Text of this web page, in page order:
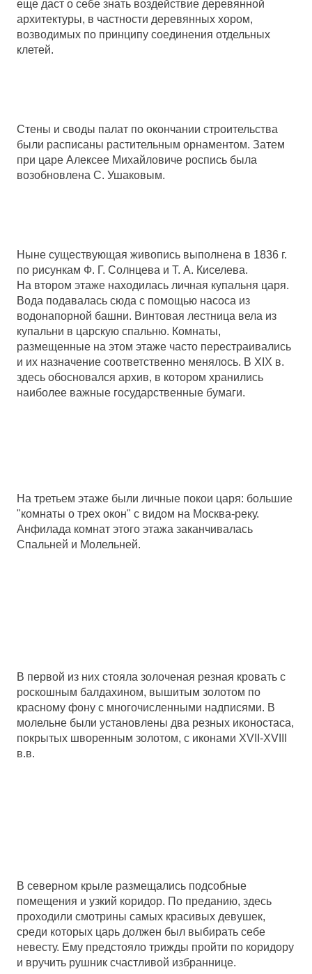
еще даст о себе знать воздействие деревянной
архитектуры, в частности деревянных хором,
возводимых по принципу соединения отдельных
клетей.
Стены и своды палат по окончании строительства
были расписаны растительным орнаментом. Затем
при царе Алексее Михайловиче роспись была
возобновлена С. Ушаковым.
Ныне существующая живопись выполнена в 1836 г.
по рисункам Ф. Г. Солнцева и Т. А. Киселева.
На втором этаже находилась личная купальня царя.
Вода подавалась сюда с помощью насоса из
водонапорной башни. Винтовая лестница вела из
купальни в царскую спальню. Комнаты,
размещенные на этом этаже часто перестраивались
и их назначение соответственно менялось. В XIX в.
здесь обосновался архив, в котором хранились
наиболее важные государственные бумаги.
На третьем этаже были личные покои царя: большие
"комнаты о трех окон" с видом на Москва-реку.
Анфилада комнат этого этажа заканчивалась
Спальней и Молельней.
В первой из них стояла золоченая резная кровать с
роскошным балдахином, вышитым золотом по
красному фону с многочисленными надписями. В
молельне были установлены два резных иконостаса,
покрытых шворенным золотом, с иконами XVII-XVIII
в.в.
В северном крыле размещались подсобные
помещения и узкий коридор. По преданию, здесь
проходили смотрины самых красивых девушек,
среди которых царь должен был выбирать себе
невесту. Ему предстояло трижды пройти по коридору
и вручить рушник счастливой избраннице.